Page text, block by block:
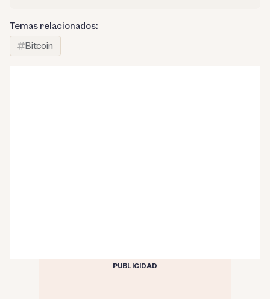
Temas relacionados:
Bitcoin
PUBLICIDAD